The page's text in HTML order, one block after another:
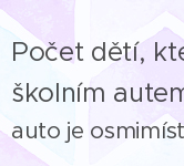
Počet dětí,
školním
auto je